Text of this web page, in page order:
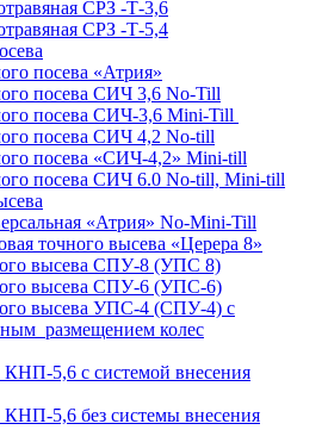
СРЗ -Т-3,6
СРЗ -Т-5,4
посева «Атрия»
посева СИЧ 3,6 No-Till
посева СИЧ-3,6 Mini-Till
посева СИЧ 4,2 No-till
посева «СИЧ-4,2» Mini-till
посева СИЧ 6.0 No-till, Mini-till
«Атрия» No-Mini-Till
точного высева «Церера 8»
высева СПУ-8 (УПС 8)
высева СПУ-6 (УПС-6)
высева УПС-4 (СПУ-4) с
размещением колес
КНП-5,6 с системой внесения
КНП-5,6 без системы внесения